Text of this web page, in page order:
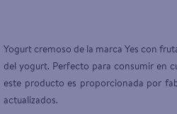
Yogurt cremoso de la marca Yes con
del yogurt. Perfecto para consumir en
este producto es proporcionada por
actualizados.